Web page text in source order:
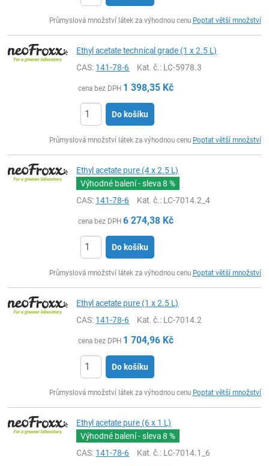
Průmyslová množství látek za výhodnou cenu Poptat větší množství
Ethyl acetate technical grade (1 x 2.5 L)
CAS: 141-78-6 Kat. č.: LC-5978.3
cena bez DPH 1 398,35 Kč
Do košíku
Průmyslová množství látek za výhodnou cenu Poptat větší množství
Ethyl acetate pure (4 x 2.5 L)
Výhodné balení - sleva8 %
CAS: 141-78-6 Kat. č.: LC-7014.2_4
cena bez DPH 6 274,38 Kč
Do košíku
Průmyslová množství látek za výhodnou cenu Poptat větší množství
Ethyl acetate pure (1 x 2.5 L)
CAS: 141-78-6 Kat. č.: LC-7014.2
cena bez DPH 1 704,96 Kč
Do košíku
Průmyslová množství látek za výhodnou cenu Poptat větší množství
Ethyl acetate pure (6 x 1 L)
Výhodné balení - sleva8 %
CAS: 141-78-6 Kat. č.: LC-7014.1_6